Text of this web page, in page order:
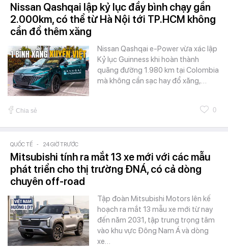
Nissan Qashqai lập kỷ lục đầy bình chạy gần
2.000km, có thể từ Hà Nội tới TP.HCM không
cần đổ thêm xăng
Nissan Qashqai e-Power vừa xác lập
Kỷ lục Guinness khi hoàn thành
quãng đường 1.980 km tại Colombia
mà không cần sạc hay đổ xăng,…
Chia sẻ 0
QUỐC TẾ - 24 GIỜ TRƯỚC
Mitsubishi tính ra mắt 13 xe mới với các mẫu
phát triển cho thị trường ĐNÁ, có cả dòng
chuyên off-road
Tập đoàn Mitsubishi Motors lên kế
hoạch ra mắt 13 mẫu xe mới từ nay
đến năm 2031, tập trung trọng tâm
vào khu vực Đông Nam Á và dòng
xe…